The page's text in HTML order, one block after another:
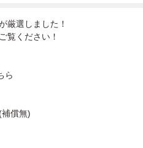
厳選しました！
覧ください！
ら
償無)